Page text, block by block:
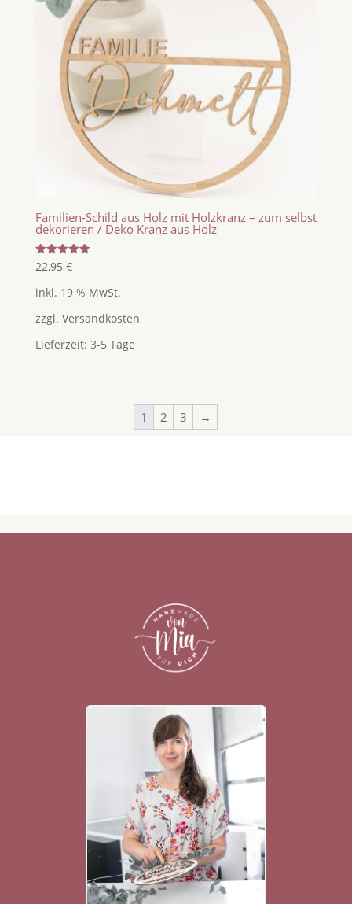
Familien-Schild aus Holz mit Holzkranz – zum selbst
dekorieren / Deko Kranz aus Holz
Bewertet
mit
von 5
22,95 €
inkl. 19 % MwSt.
zzgl. Versandkosten
Lieferzeit: 3-5 Tage
1 2 3 →